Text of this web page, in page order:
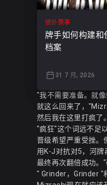
Mizrachi以
Mizrachi已不再是
"我不需要准备。就
就这么回来了，
然后我在这里打疯了
"疯狂"这个词远不足
晋级希望严重受挫。
用K-J对抗对5，河牌
最终再次翻倍成功。"
" Grinder，Grinder "
德扑赛事
牌手如何构建和
档案
31 7 月, 2026